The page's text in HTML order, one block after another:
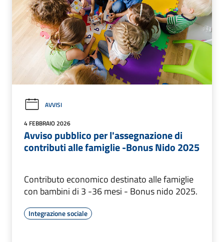
AVVISI
4 FEBBRAIO 2026
Avviso pubblico per l'assegnazione di
contributi alle famiglie -Bonus Nido 2025
Contributo economico destinato alle famiglie
con bambini di 3 -36 mesi - Bonus nido 2025.
Integrazione sociale